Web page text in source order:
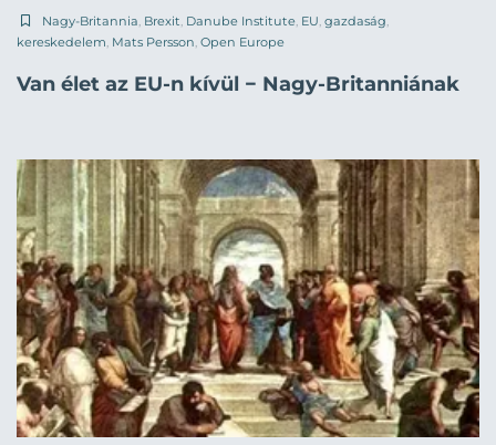
Nagy-Britannia, Brexit, Danube Institute, EU, gazdaság,
kereskedelem, Mats Persson, Open Europe
Van élet az EU-n kívül − Nagy-Britanniának